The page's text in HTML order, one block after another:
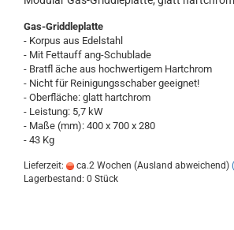
Gas-Griddleplatte
- Korpus aus Edelstahl
- Mit Fettauff ang-Schublade
- Bratfl äche aus hochwertigem Hartchrom
- Nicht für Reinigungsschaber geeignet!
- Oberfläche: glatt hartchrom
- Leistung: 5,7 kW
- Maße (mm): 400 x 700 x 280
- 43 Kg
Lieferzeit: ca.2 Wochen (Ausland abweichend)
Lagerbestand: 0 Stück